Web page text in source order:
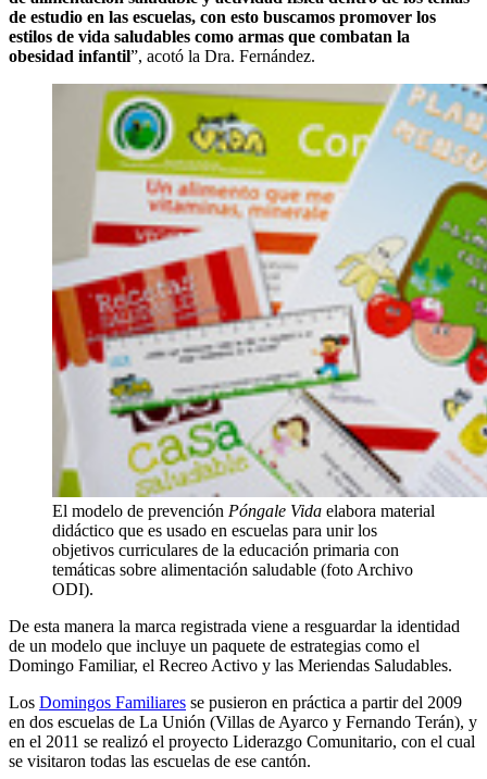
de estudio en las escuelas, con esto buscamos promover los
estilos de vida saludables como armas que combatan la
obesidad infantil”, acotó la Dra. Fernández.
El modelo de prevención Póngale Vida elabora material
didáctico que es usado en escuelas para unir los
objetivos curriculares de la educación primaria con
temáticas sobre alimentación saludable (foto Archivo
ODI).
De esta manera la marca registrada viene a resguardar la identidad
de un modelo que incluye un paquete de estrategias como el
Domingo Familiar, el Recreo Activo y las Meriendas Saludables.
Los Domingos Familiares se pusieron en práctica a partir del 2009
en dos escuelas de La Unión (Villas de Ayarco y Fernando Terán), y
en el 2011 se realizó el proyecto Liderazgo Comunitario, con el cual
se visitaron todas las escuelas de ese cantón.